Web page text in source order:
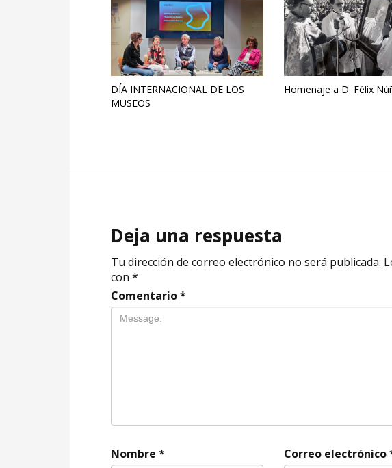
DÍA INTERNACIONAL DE LOS
MUSEOS
Homenaje a D. Félix
Deja una respuesta
Tu dirección de correo electrónico no será publicada.
con *
Comentario*
Nombre * Correo electrónico